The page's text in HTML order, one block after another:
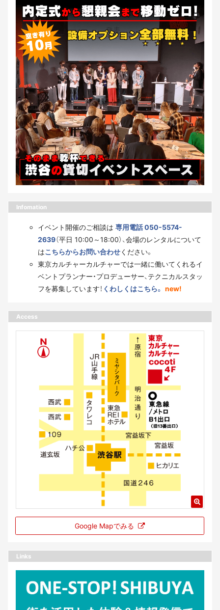
Infomation
イベント開催のご相談は 専用電話 050-5574-
2639（平日 10:00～18:00）、会場のレンタルについて
はこちらからお問い合わせください。
東京カルチャーカルチャーでは一緒に働いてくれるイ
ベントプランナー・プロデューサー、テクニカルスタッ
フを募集しています！ くわしくはこちら。 new!
Access
Google Mapでみる
Links